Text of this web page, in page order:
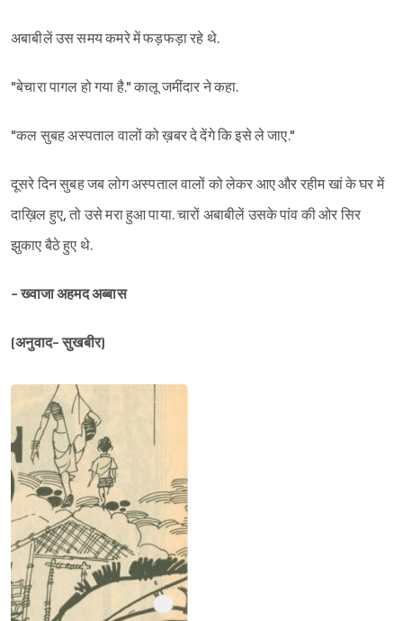
अबाबीलें उस समय कमरे में फड़फड़ा रहे थे.
"बेचारा पागल हो गया है." कालू जमींदार ने कहा.
"कल सुबह अस्पताल वालों को ख़बर दे देंगे कि इसे ले जाए."
दूसरे दिन सुबह जब लोग अस्पताल वालों को लेकर आए और रहीम खां के घर में
दाख़िल हुए, तो उसे मरा हुआ पाया. चारों अबाबीलें उसके पांव की ओर सिर
झुकाए बैठे हुए थे.
- ख्वाजा अहमद अब्बास
(अनुवाद- सुखबीर)